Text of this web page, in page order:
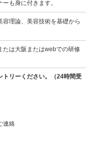
も身に付きます。
容理論、美容技術を基礎から
たは大阪またはwebでの研修
トリーください。（24時間受
連絡